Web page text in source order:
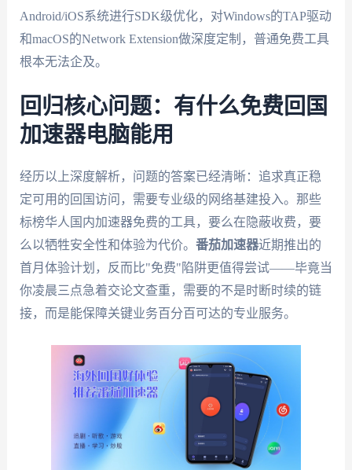
Android/iOS系统进行SDK级优化，对Windows的TAP驱动
和macOS的Network Extension做深度定制，普通免费工具
根本无法企及。
回归核心问题：有什么免费回国
加速器电脑能用
经历以上深度解析，问题的答案已经清晰：追求真正稳
定可用的回国访问，需要专业级的网络基建投入。那些
标榜华人国内加速器免费的工具，要么在隐蔽收费，要
么以牺牲安全性和体验为代价。 番茄加速器近期推出的
首月体验计划，反而比"免费"陷阱更值得尝试——毕竟当
你凌晨三点急着交论文查重，需要的不是时断时续的链
接，而是能保障关键业务百分百可达的专业服务。